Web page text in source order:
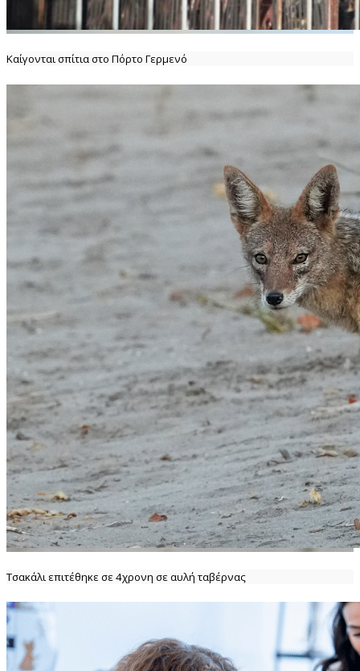
Καίγονται σπίτια στο Πόρτο Γερμενό
Τσακάλι επιτέθηκε σε 4χρονη σε αυλή ταβέρνας